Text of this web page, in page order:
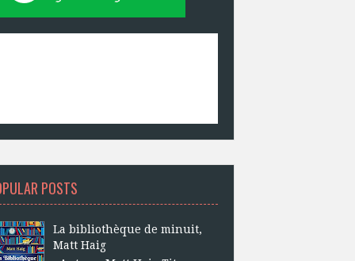
POSTS
La bibliothèque de minuit,
Matt Haig